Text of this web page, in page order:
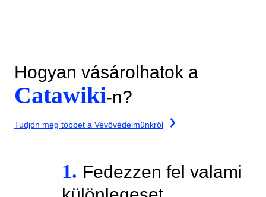
Hogyan vásárolhatok a
Catawiki-n?
Tudjon meg többet a Vevővédelmünkről
1. Fedezzen fel valami